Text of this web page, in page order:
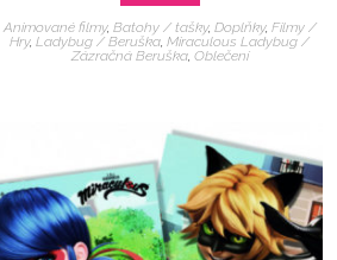
Animované filmy, Batohy / tašky, Doplňky, Filmy /
Hry,Ladybug / Beruška,Miraculous Ladybug /
Zázračná Beruška, Oblečení